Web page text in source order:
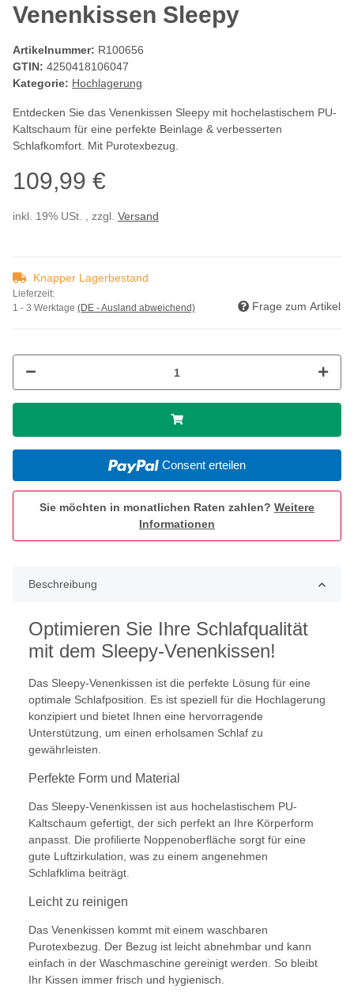
Venenkissen Sleepy
Artikelnummer: R100656
GTIN: 4250418106047
Kategorie: Hochlagerung
Entdecken Sie das Venenkissen Sleepy mit hochelastischem PU-
Kaltschaum für eine perfekte Beinlage & verbesserten
Schlafkomfort. Mit Purotexbezug.
109,99 €
inkl. 19% USt. , zzgl. Versand
Knapper Lagerbestand
Lieferzeit:
1 - 3 Werktage (DE - Ausland abweichend) Frage zum Artikel
Consent erteilen
Sie möchten in monatlichen Raten zahlen? Weitere
Informationen
Beschreibung
Optimieren Sie Ihre Schlafqualität
mit dem Sleepy-Venenkissen!
Das Sleepy-Venenkissen ist die perfekte Lösung für eine
optimale Schlafposition. Es ist speziell für die Hochlagerung
konzipiert und bietet Ihnen eine hervorragende
Unterstützung, um einen erholsamen Schlaf zu
gewährleisten.
Perfekte Form und Material
Das Sleepy-Venenkissen ist aus hochelastischem PU-
Kaltschaum gefertigt, der sich perfekt an Ihre Körperform
anpasst. Die profilierte Noppenoberfläche sorgt für eine
gute Luftzirkulation, was zu einem angenehmen
Schlafklima beiträgt.
Leicht zu reinigen
Das Venenkissen kommt mit einem waschbaren
Purotexbezug. Der Bezug ist leicht abnehmbar und kann
einfach in der Waschmaschine gereinigt werden. So bleibt
Ihr Kissen immer frisch und hygienisch.